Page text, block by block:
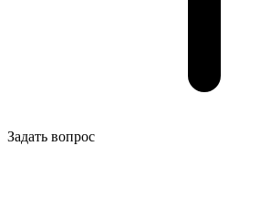
Задать вопрос